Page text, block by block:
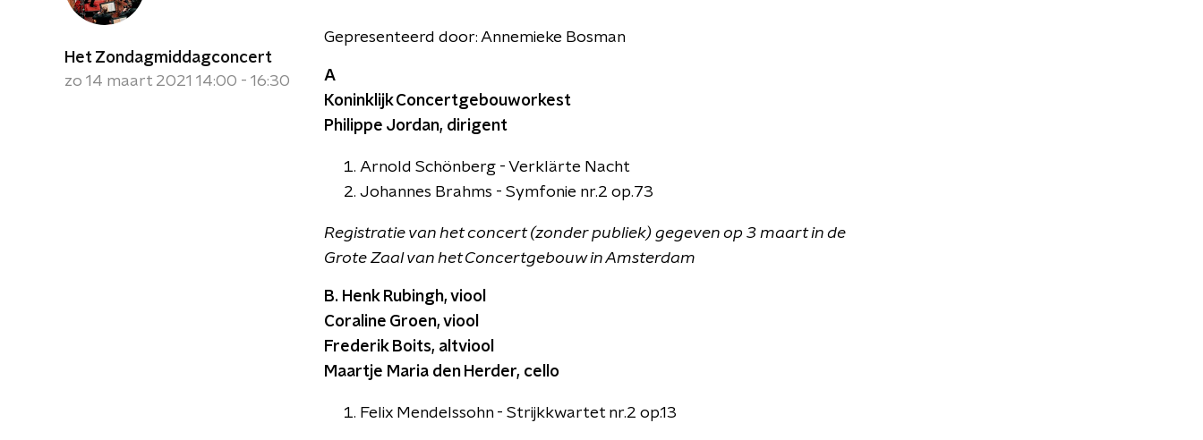
Het Zondagmiddagconcert
zo 14 maart 2021 14:00 - 16:30
Gepresenteerd door: Annemieke Bosman
A
Koninklijk Concertgebouworkest
Philippe Jordan, dirigent
Arnold Schönberg - Verklärte Nacht
Johannes Brahms - Symfonie nr.2 op.73
Registratie van het concert (zonder publiek) gegeven op 3 maart in de
Grote Zaal van het Concertgebouw in Amsterdam
B. Henk Rubingh, viool
Coraline Groen, viool
Frederik Boits, altviool
Maartje Maria den Herder, cello
Felix Mendelssohn - Strijkkwartet nr.2 op.13